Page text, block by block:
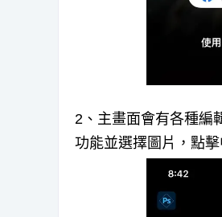
2、主畫面會有各種編
功能並選擇圖片，點